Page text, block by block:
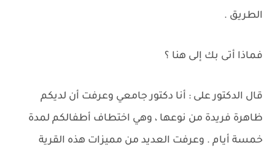
الطريق .
فماذا أتى بك إلى هنا ؟
قال الدكتور على : أنا دكتور جامعي وعرفت أن لديكم
ظاهرة فريدة من نوعها ، وهي اختطاف أطفالكم لمدة
خمسة أيام . وعرفت العديد من مميزات هذه القرية